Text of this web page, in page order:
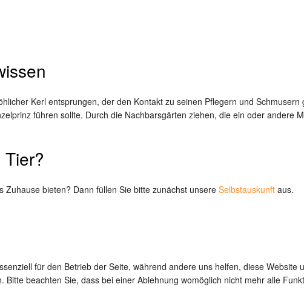
Kerl entsprungen, der den Kontakt zu seinen Pflegern und
führen sollte. Durch die Nachbarsgärten ziehen, die ein oder andere
bieten? Dann füllen Sie bitte zunächst unsere Selbstauskunft aus.
für den Betrieb der Seite, während andere uns helfen, diese
beachten Sie, dass bei einer Ablehnung womöglich nicht mehr alle